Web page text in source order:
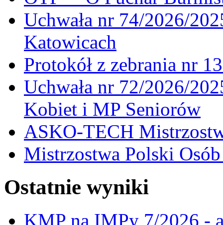
Uchwała nr 74/2026/
Katowicach
Protokół z zebrania nr
Uchwała nr 72/2026/
Kobiet i MP Seniorów
ASKO-TECH
Mistrzostwa Polski
Ostatnie wyniki
KMP na IMPy 7/2026 -